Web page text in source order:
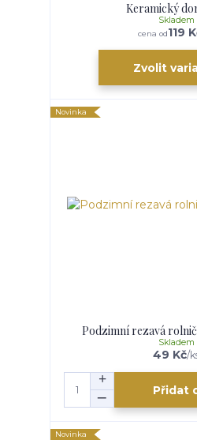
Keramický
cena od119
Skladem
Zvolit
Novinka
Podzimní rezavá
49 Kč/
Skladem
Přidat
Novinka